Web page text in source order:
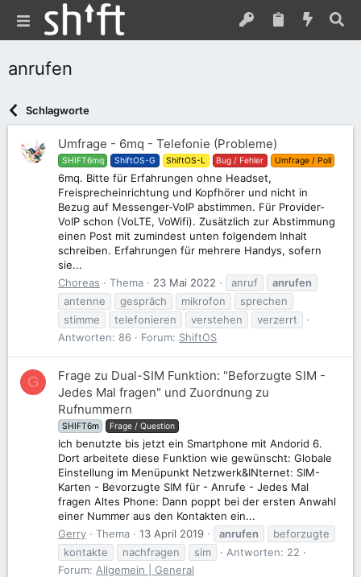
anrufen
Schlagworte
Umfrage - 6mq - Telefonie (Probleme)
SHIFT6mq ShiftOS-G ShiftOS-L Bug / Fehler Umfrage / Poll
6mq. Bitte für Erfahrungen ohne Headset,
Freisprecheinrichtung und Kopfhörer und nicht in
Bezug auf Messenger-VoIP abstimmen. Für Provider-
VoIP schon (VoLTE, VoWifi). Zusätzlich zur Abstimmung
einen Post mit zumindest unten folgendem Inhalt
schreiben. Erfahrungen für mehrere Handys, sofern
sie...
Choreas
Thema 23 Mai 2022 anruf
anrufen
antenne
gespräch mikrofon
sprechen
stimme
telefonieren verstehen
verzerrt
Antworten: 86
Forum: ShiftOS
G
Frage zu Dual-SIM Funktion: "Beforzugte SIM -
Jedes Mal fragen" und Zuordnung zu
Rufnummern
SHIFT6m Frage / Question
Ich benutzte bis jetzt ein Smartphone mit Andorid 6.
Dort arbeitete diese Funktion wie gewünscht: Globale
Einstellung im Menüpunkt Netzwerk&INternet: SIM-
Karten - Bevorzugte SIM für - Anrufe - Jedes Mal
fragen Altes Phone: Dann poppt bei der ersten Anwahl
einer Nummer aus den Kontakten ein...
Gerry
Thema 13 April 2019 anrufen
beforzugte
kontakte
nachfragen sim
Antworten: 22
Forum: Allgemein | General